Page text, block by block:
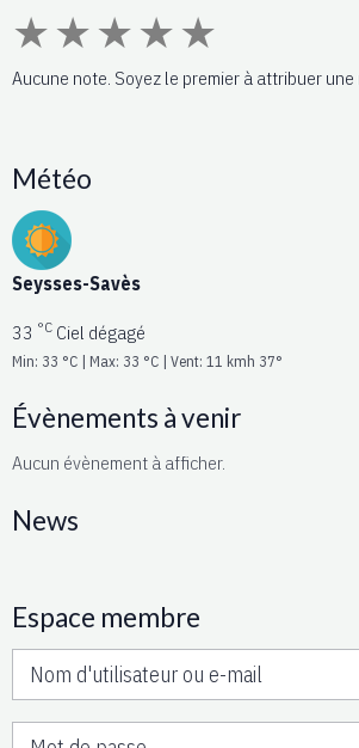
★★★★★
Aucune note. Soyez le premier à attribuer une
Météo
Seysses-Savès
33 °C Ciel dégagé
Min: 33 °C | Max: 33 °C | Vent: 11 kmh 37°
Évènements à venir
Aucun évènement à afficher.
News
Espace membre